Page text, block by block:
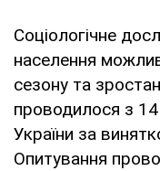
Соціологічне
населення
сезону та
проводилося з 14
України за
Опитування